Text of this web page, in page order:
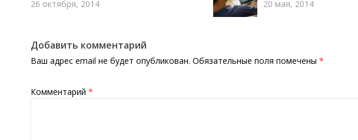
26 октября, 2014
20 мая, 2014
Добавить комментарий
Ваш адрес email не будет опубликован. Обязательные поля помечены *
Комментарий *